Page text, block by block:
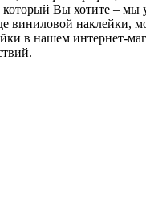
Вы хотите –
виниловой
в нашем интернет-